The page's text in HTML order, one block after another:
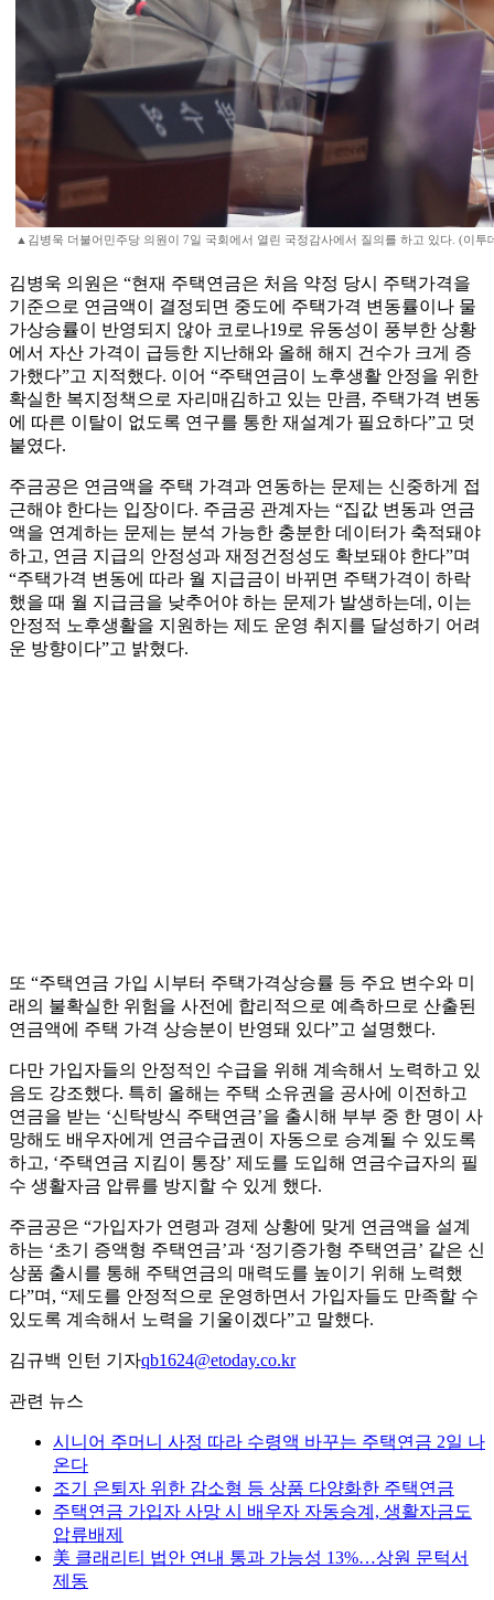
▲김병욱 더불어민주당 의원이 7일 국회에서 열린 국정감사에서 질의를 하고 있다. (이투
김병욱 의원은 “현재 주택연금은 처음 약정 당시 주택가격을
기준으로 연금액이 결정되면 중도에 주택가격 변동률이나 물
가상승률이 반영되지 않아 코로나19로 유동성이 풍부한 상황
에서 자산 가격이 급등한 지난해와 올해 해지 건수가 크게 증
가했다”고 지적했다. 이어 “주택연금이 노후생활 안정을 위한
확실한 복지정책으로 자리매김하고 있는 만큼, 주택가격 변동
에 따른 이탈이 없도록 연구를 통한 재설계가 필요하다”고 덧
붙였다.
주금공은 연금액을 주택 가격과 연동하는 문제는 신중하게 접
근해야 한다는 입장이다. 주금공 관계자는 “집값 변동과 연금
액을 연계하는 문제는 분석 가능한 충분한 데이터가 축적돼야
하고, 연금 지급의 안정성과 재정건정성도 확보돼야 한다”며
“주택가격 변동에 따라 월 지급금이 바뀌면 주택가격이 하락
했을 때 월 지급금을 낮추어야 하는 문제가 발생하는데, 이는
안정적 노후생활을 지원하는 제도 운영 취지를 달성하기 어려
운 방향이다”고 밝혔다.
또 “주택연금 가입 시부터 주택가격상승률 등 주요 변수와 미
래의 불확실한 위험을 사전에 합리적으로 예측하므로 산출된
연금액에 주택 가격 상승분이 반영돼 있다”고 설명했다.
다만 가입자들의 안정적인 수급을 위해 계속해서 노력하고 있
음도 강조했다. 특히 올해는 주택 소유권을 공사에 이전하고
연금을 받는 ‘신탁방식 주택연금’을 출시해 부부 중 한 명이 사
망해도 배우자에게 연금수급권이 자동으로 승계될 수 있도록
하고, ‘주택연금 지킴이 통장’ 제도를 도입해 연금수급자의 필
수 생활자금 압류를 방지할 수 있게 했다.
주금공은 “가입자가 연령과 경제 상황에 맞게 연금액을 설계
하는 ‘초기 증액형 주택연금’과 ‘정기증가형 주택연금’ 같은 신
상품 출시를 통해 주택연금의 매력도를 높이기 위해 노력했
다”며, “제도를 안정적으로 운영하면서 가입자들도 만족할 수
있도록 계속해서 노력을 기울이겠다”고 말했다.
김규백 인턴 기자qb1624@etoday.co.kr
관련 뉴스
시니어 주머니 사정 따라 수령액 바꾸는 주택연금 2일 나
온다
조기 은퇴자 위한 감소형 등 상품 다양화한 주택연금
주택연금 가입자 사망 시 배우자 자동승계, 생활자금도
압류배제
美 클래리티 법안 연내 통과 가능성 13%…상원 문턱서
제동